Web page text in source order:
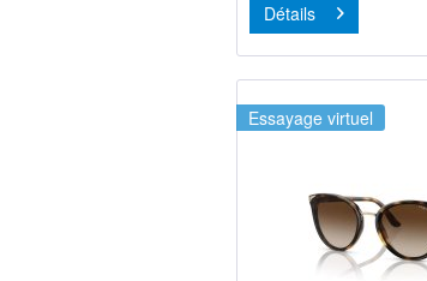
Détails
Essayage virtuel